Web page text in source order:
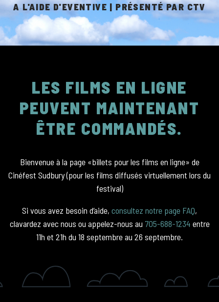
A L'AIDE D'EVENTIVE | PRÉSENTÉ PAR CTV
LES FILMS EN LIGNE
PEUVENT MAINTENANT
ÊTRE COMMANDÉS.
Bienvenue à la page «billets pour les films en ligne» de
Cinéfest Sudbury (pour les films diffusés virtuellement lors du
festival)
Si vous avez besoin d’aide, consultez notre page FAQ,
clavardez avec nous ou appelez-nous au 705-688-1234 entre
11h et 21h du 18 septembre au 26 septembre.